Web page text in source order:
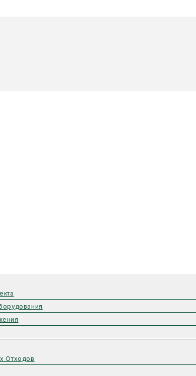
Отходов